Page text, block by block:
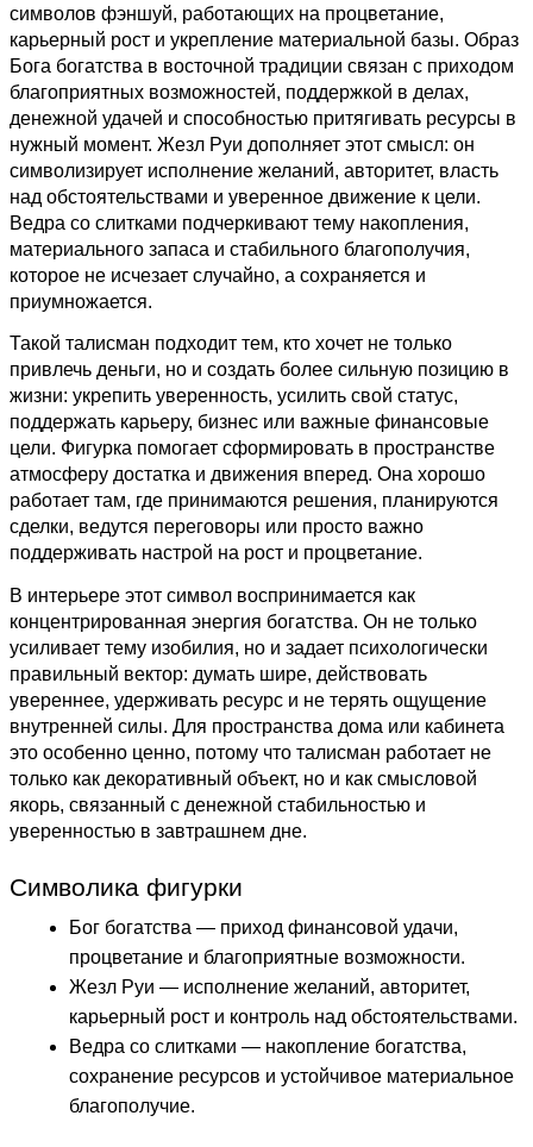
символов фэншуй, работающих на процветание,
карьерный рост и укрепление материальной базы. Образ
Бога богатства в восточной традиции связан с приходом
благоприятных возможностей, поддержкой в делах,
денежной удачей и способностью притягивать ресурсы в
нужный момент. Жезл Руи дополняет этот смысл: он
символизирует исполнение желаний, авторитет, власть
над обстоятельствами и уверенное движение к цели.
Ведра со слитками подчеркивают тему накопления,
материального запаса и стабильного благополучия,
которое не исчезает случайно, а сохраняется и
приумножается.
Такой талисман подходит тем, кто хочет не только
привлечь деньги, но и создать более сильную позицию в
жизни: укрепить уверенность, усилить свой статус,
поддержать карьеру, бизнес или важные финансовые
цели. Фигурка помогает сформировать в пространстве
атмосферу достатка и движения вперед. Она хорошо
работает там, где принимаются решения, планируются
сделки, ведутся переговоры или просто важно
поддерживать настрой на рост и процветание.
В интерьере этот символ воспринимается как
концентрированная энергия богатства. Он не только
усиливает тему изобилия, но и задает психологически
правильный вектор: думать шире, действовать
увереннее, удерживать ресурс и не терять ощущение
внутренней силы. Для пространства дома или кабинета
это особенно ценно, потому что талисман работает не
только как декоративный объект, но и как смысловой
якорь, связанный с денежной стабильностью и
уверенностью в завтрашнем дне.
Символика фигурки
Бог богатства — приход финансовой удачи,
процветание и благоприятные возможности.
Жезл Руи — исполнение желаний, авторитет,
карьерный рост и контроль над обстоятельствами.
Ведра со слитками — накопление богатства,
сохранение ресурсов и устойчивое материальное
благополучие.